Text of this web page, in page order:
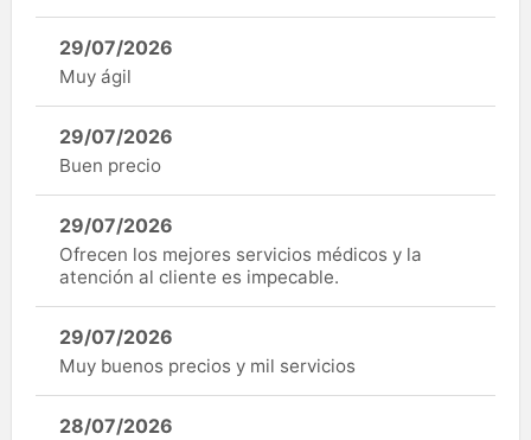
29/07/2026
Muy ágil
29/07/2026
Buen precio
29/07/2026
Ofrecen los mejores servicios médicos y la
atención al cliente es impecable.
29/07/2026
Muy buenos precios y mil servicios
28/07/2026